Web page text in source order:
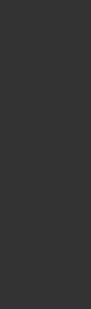
GEL SPF 40 デイリーインビ